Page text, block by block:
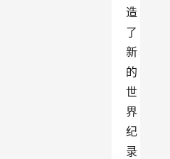
造
了
新
的
世
界
纪
录